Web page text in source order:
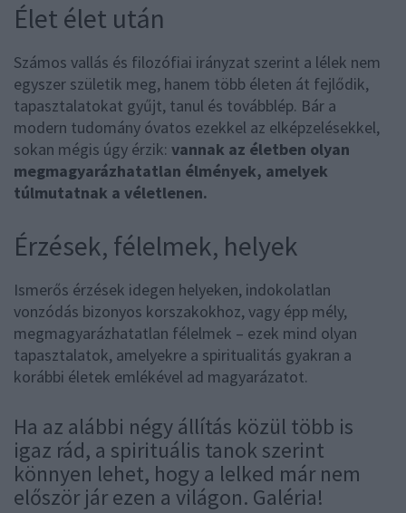
Élet élet után
Számos vallás és filozófiai irányzat szerint a lélek nem
egyszer születik meg, hanem több életen át fejlődik,
tapasztalatokat gyűjt, tanul és továbblép. Bár a
modern tudomány óvatos ezekkel az elképzelésekkel,
sokan mégis úgy érzik: vannak az életben olyan
megmagyarázhatatlan élmények, amelyek
túlmutatnak a véletlenen.
Érzések, félelmek, helyek
Ismerős érzések idegen helyeken, indokolatlan
vonzódás bizonyos korszakokhoz, vagy épp mély,
megmagyarázhatatlan félelmek – ezek mind olyan
tapasztalatok, amelyekre a spiritualitás gyakran a
korábbi életek emlékével ad magyarázatot.
Ha az alábbi négy állítás közül több is
igaz rád, a spirituális tanok szerint
könnyen lehet, hogy a lelked már nem
először jár ezen a világon. Galéria!